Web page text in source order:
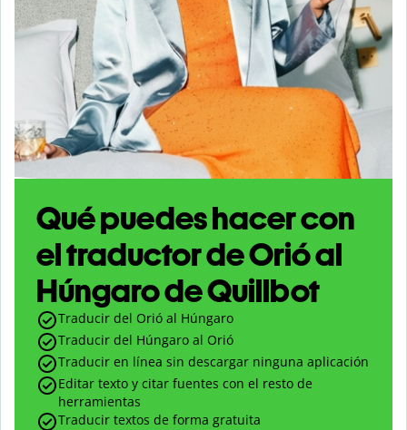
Qué puedes hacer con
el traductor de Orió al
Húngaro de Quillbot
Traducir del Orió al Húngaro
Traducir del Húngaro al Orió
Traducir en línea sin descargar ninguna aplicación
Editar texto y citar fuentes con el resto de
herramientas
Traducir textos de forma gratuita